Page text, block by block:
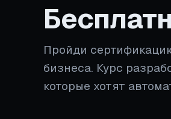
Пройди
бизнеса. Курс
которые хотят